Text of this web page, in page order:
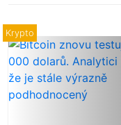
Krypto